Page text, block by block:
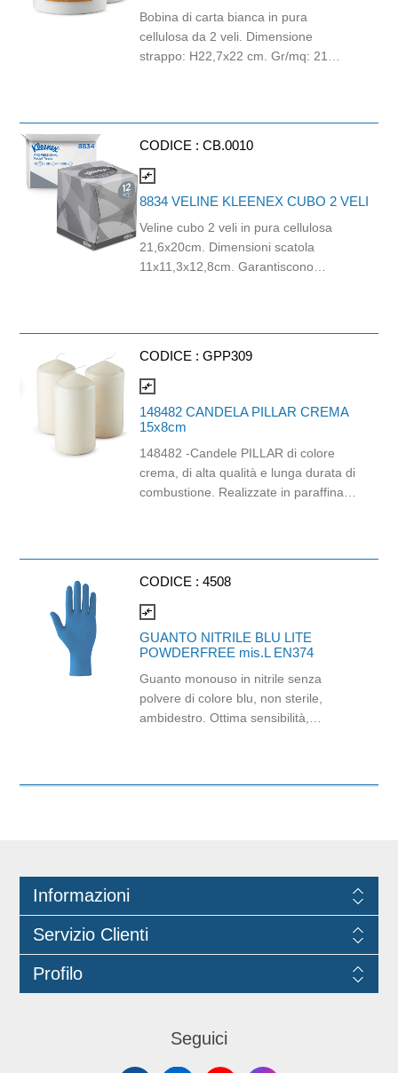
Bobina di carta bianca in pura
cellulosa da 2 veli. Dimensione
strappo: H22,7x22 cm. Gr/mq: 21
CODICE : CB.0010
compare_arrows
8834 VELINE KLEENEX CUBO 2 VELI
Veline cubo 2 veli in pura cellulosa
21,6x20cm. Dimensioni scatola
11x11,3x12,8cm. Garantiscono
certificate FSC.
CODICE : GPP309
compare_arrows
148482 CANDELA PILLAR CREMA
15x8cm
148482 -Candele PILLAR di colore
crema, di alta qualità e lunga durata di
combustione. Realizzate in paraffina,
opaca ne esalta il colore. Ideale per
settore HO.RE.CA. Dimensioni: base
di 8 cm e altezza 15 cm.
CODICE : 4508
compare_arrows
GUANTO NITRILE BLU LITE
POWDERFREE mis.L EN374
Guanto monouso in nitrile senza
polvere di colore blu, non sterile,
ambidestro. Ottima sensibilità,
regolamento della Commissione
Informazioni
Servizio Clienti
Profilo
Seguici